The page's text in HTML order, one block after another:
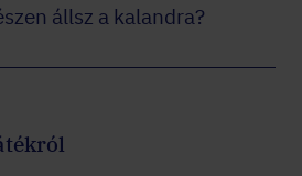
állsz a kalandra?